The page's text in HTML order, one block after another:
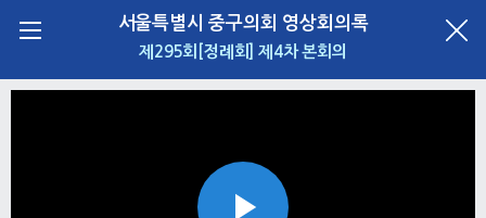
서울특별시 중구의회 영상회의록
제295회[정례회] 제4차 본회의